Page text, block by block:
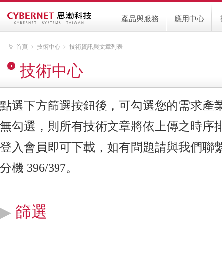
應用中心
產品與服務
首頁 ﹥ 技術中心 ﹥ 技術資訊與文章列表
技術中心
點選下方篩選按鈕後，可勾選您的需求產
無勾選，則所有技術文章將依上傳之時序
登入會員即可下載，如有問題請與我們聯
分機 396/397。
▶ 篩選